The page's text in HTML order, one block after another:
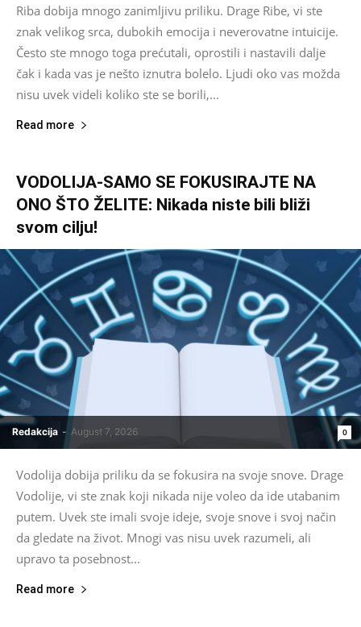
Riba dobija mnogo zanimljivu priliku. Drage Ribe, vi ste
znak velikog srca, dubokih emocija i neverovatne intuicije.
Često ste mnogo toga prećutali, oprostili i nastavili dalje
čak i kada vas je nešto iznutra bolelo. Ljudi oko vas možda
nisu uvek videli koliko ste se borili,...
Read more
VODOLIJA-SAMO SE FOKUSIRAJTE NA
ONO ŠTO ŽELITE: Nikada niste bili bliži
svom cilju!
Redakcija - August 7, 2026 0
Vodolija dobija priliku da se fokusira na svoje snove. Drage
Vodolije, vi ste znak koji nikada nije voleo da ide utabanim
putem. Uvek ste imali svoje ideje, svoje snove i svoj način
da gledate na život. Mnogi vas nisu uvek razumeli, ali
upravo ta posebnost...
Read more